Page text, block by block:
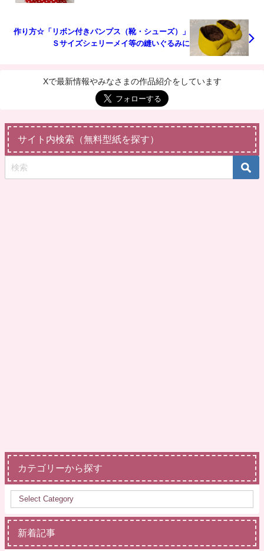
作り方☆「リボン付きパンプス（靴・シューズ）」
Ｓサイズシェリーメイ等の縫いぐるみに
Xで最新情報やみなさまの作品紹介をしています
サイト内検索（無料型紙を探す）
カテゴリーから探す
新着記事